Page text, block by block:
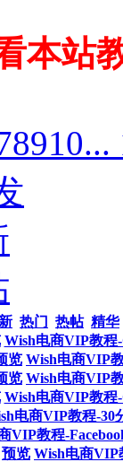
本站
8910...
热门 热帖 精华
Wish电商VIP教程
览 Wish电商VIP
览 Wish电商VIP
Wish电商VIP教程
电商VIP教程-30
VIP教程-
预览 Wish电商VIP